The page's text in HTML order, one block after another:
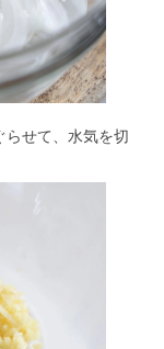
せて、水気を切